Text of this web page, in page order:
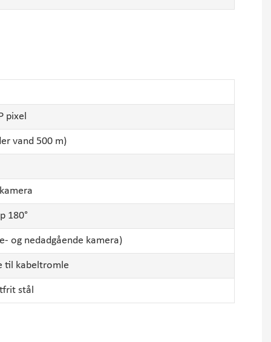
pixel
vand 500 m)
180°
og nedadgående kamera)
til kabeltromle
stål